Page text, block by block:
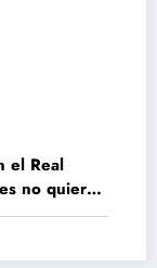
el Real
no quiero